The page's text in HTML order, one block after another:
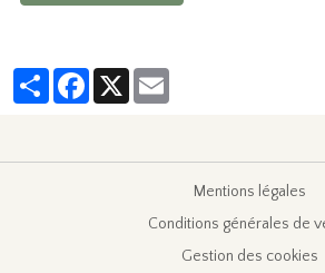
PartagerFacebook
X
Mentions légales
Conditions générales de
Gestion des cookies